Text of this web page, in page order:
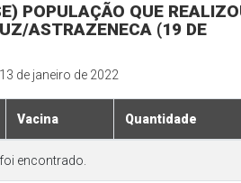
POPULAÇÃO QUE
ASTRAZENECA (19 DE
13 de janeiro de 2022
Vacina Quantidade
encontrado.